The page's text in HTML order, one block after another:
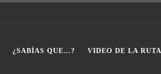
¿SABÍAS QUE…? VIDEO DE LA RUTA